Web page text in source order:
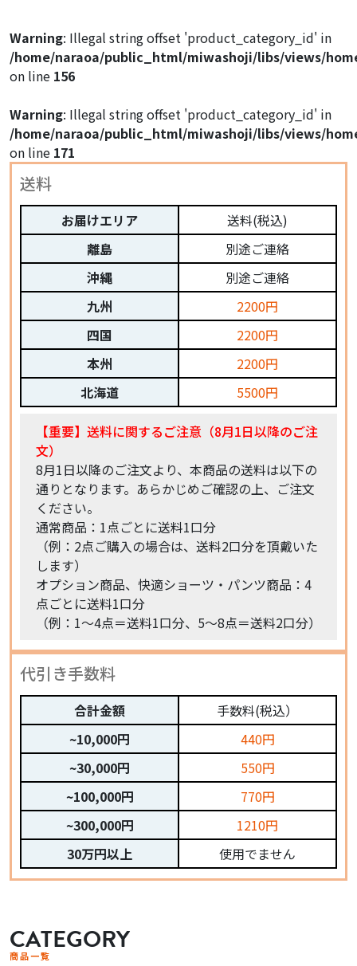
Warning: Illegal string offset 'product_category_id' in
/home/naraoa/public_html/miwashoji/libs/views/
on line 156
Warning: Illegal string offset 'product_category_id' in
/home/naraoa/public_html/miwashoji/libs/views/
on line 171
送料
お届けエリア
離島
沖縄
九州
四国
本州
北海道
送料(税込)
別途ご連絡
別途ご連絡
2200円
2200円
2200円
5500円
【重要】送料に関するご注意（8月1日以降のご注
文）
8月1日以降のご注文より、本商品の送料は以下の
通りとなります。あらかじめご確認の上、ご注文
ください。
通常商品：1点ごとに送料1口分
（例：2点ご購入の場合は、送料2口分を頂戴いた
します）
オプション商品、快適ショーツ・パンツ商品：4
点ごとに送料1口分
（例：1〜4点＝送料1口分、5〜8点＝送料2口分）
代引き手数料
合計金額
~10,000円
~30,000円
~100,000円
~300,000円
30万円以上
手数料(税込）
440円
550円
770円
1210円
使用でません
CATEGORY
商品一覧